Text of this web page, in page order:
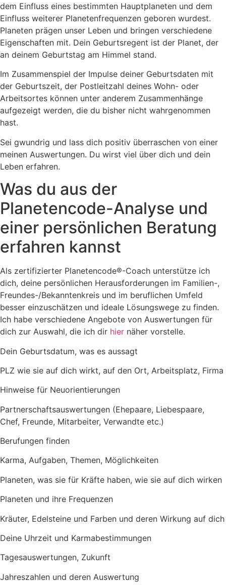
dem Einfluss eines bestimmten Hauptplaneten und dem
Einfluss weiterer Planetenfrequenzen geboren wurdest.
Planeten prägen unser Leben und bringen verschiedene
Eigenschaften mit. Dein Geburtsregent ist der Planet, der
an deinem Geburtstag am Himmel stand.
Im Zusammenspiel der Impulse deiner Geburtsdaten mit
der Geburtszeit, der Postleitzahl deines Wohn- oder
Arbeitsortes können unter anderem Zusammenhänge
aufgezeigt werden, die du bisher nicht wahrgenommen
hast.
Sei gwundrig und lass dich positiv überraschen von einer
meinen Auswertungen. Du wirst viel über dich und dein
Leben erfahren.
Was du aus der
Planetencode-Analyse und
einer persönlichen Beratung
erfahren kannst
Als zertifizierter Planetencode®-Coach unterstütze ich
dich, deine persönlichen Herausforderungen im Familien-,
Freundes-/Bekanntenkreis und im beruflichen Umfeld
besser einzuschätzen und ideale Lösungswege zu finden.
Ich habe verschiedene Angebote von Auswertungen für
dich zur Auswahl, die ich dir hier näher vorstelle.
Dein Geburtsdatum, was es aussagt
PLZ wie sie auf dich wirkt, auf den Ort, Arbeitsplatz, Firma
Hinweise für Neuorientierungen
Partnerschaftsauswertungen (Ehepaare, Liebespaare,
Chef, Freunde, Mitarbeiter, Verwandte etc.)
Berufungen finden
Karma, Aufgaben, Themen, Möglichkeiten
Planeten, was sie für Kräfte haben, wie sie auf dich wirken
Planeten und ihre Frequenzen
Kräuter, Edelsteine und Farben und deren Wirkung auf dich
Deine Uhrzeit und Karmabestimmungen
Tagesauswertungen, Zukunft
Jahreszahlen und deren Auswertung